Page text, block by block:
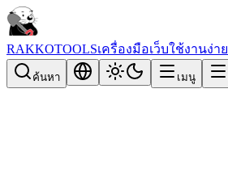
RAKKOTOOLSเครื่องมือเว็บใช้งานง่าย
ค้นหา เมนู